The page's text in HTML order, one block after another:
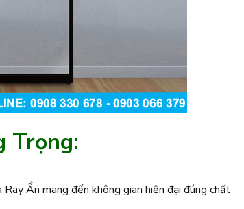
Trọng:
Ẩn mang đến không gian hiện đại đúng chất